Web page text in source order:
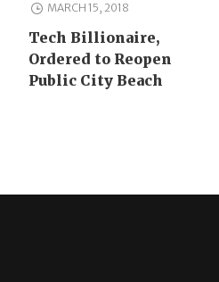
MARCH 15, 2018
Tech Billionaire,
Ordered to Reopen
Public City Beach